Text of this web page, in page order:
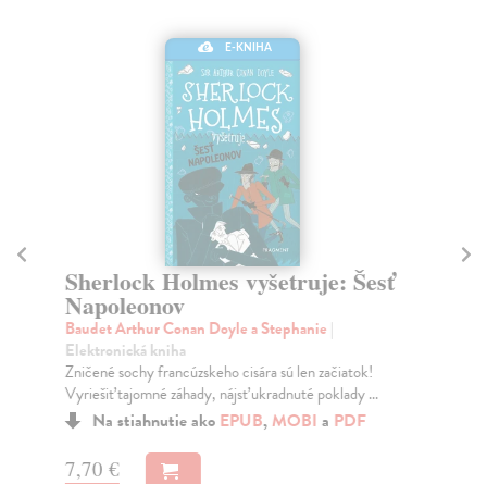
E-KNIHA
Sherlock Holmes vyšetruje: Šesť
Napoleonov
Baudet Arthur Conan Doyle a Stephanie |
Elektronická kniha
Zničené sochy francúzskeho cisára sú len začiatok!
Vyriešiť tajomné záhady, nájsť ukradnuté poklady ...
Na stiahnutie ako EPUB,MOBI a PDF
7,70 €